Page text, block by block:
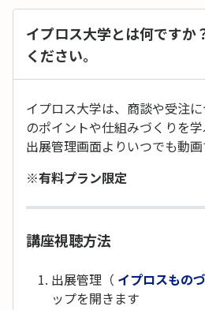
イプロス大学とは何ですか
ください。
イプロス大学は、商談や受注
のポイントや仕組みづくりを学
出展管理画面よりいつでも動画
※有料プラン限定
講座視聴方法
出展管理（ イプロスもの
ップを開きます